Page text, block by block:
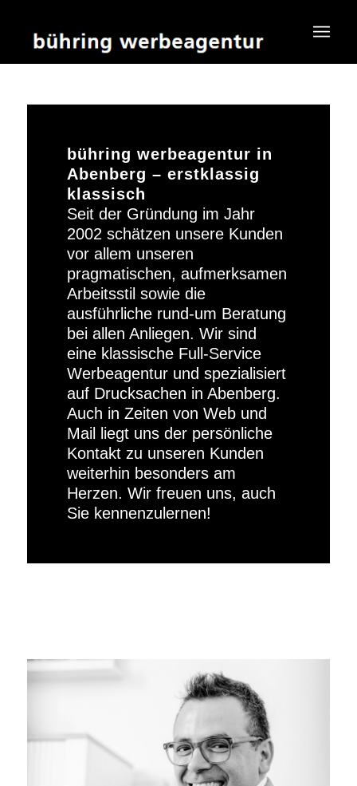
bühring werbeagentur in
Abenberg – erstklassig
klassisch
Seit der Gründung im Jahr
2002 schätzen unsere Kunden
vor allem unseren
pragmatischen, aufmerksamen
Arbeitsstil sowie die
ausführliche rund-um Beratung
bei allen Anliegen. Wir sind
eine klassische Full-Service
Werbeagentur und spezialisiert
auf Drucksachen in Abenberg.
Auch in Zeiten von Web und
Mail liegt uns der persönliche
Kontakt zu unseren Kunden
weiterhin besonders am
Herzen. Wir freuen uns, auch
Sie kennenzulernen!